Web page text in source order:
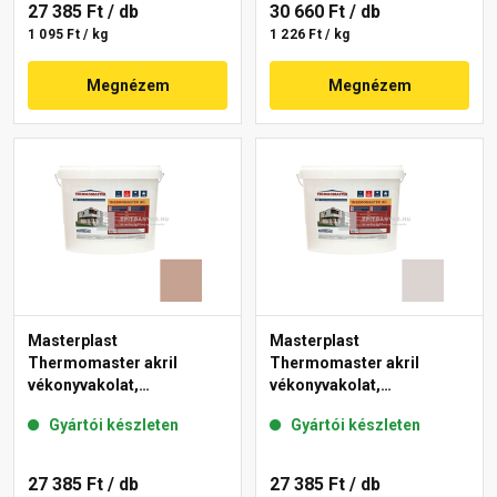
27 385 Ft / db
1 095 Ft / kg
Megnézem
30 660 Ft / db
1 226 Ft / kg
Megnézem
Masterplast
Thermomaster akril
vékonyvakolat,
13-C 25 kg
Gyártói készleten
27 385 Ft / db
Masterplast
Thermomaster akril
vékonyvakolat,
49-E 25 kg
Gyártói készleten
27 385 Ft / db